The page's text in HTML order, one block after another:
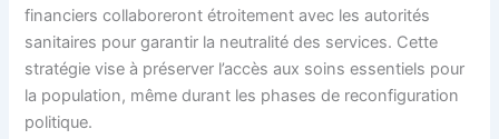
financiers collaboreront étroitement avec les autorités
sanitaires pour garantir la neutralité des services. Cette
stratégie vise à préserver l’accès aux soins essentiels pour
la population, même durant les phases de reconfiguration
politique.